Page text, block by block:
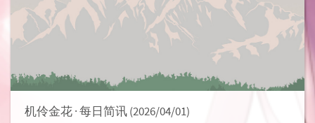
机伶金花 · 每日简讯 (2026/04/01)